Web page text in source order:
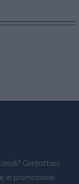
Contattaci,
in promozione